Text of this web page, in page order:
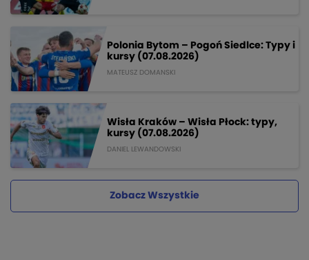
Polonia Bytom – Pogoń Siedlce: Typy i
kursy (07.08.2026)
MATEUSZ DOMANSKI
Wisła Kraków – Wisła Płock: typy,
kursy (07.08.2026)
DANIEL LEWANDOWSKI
Zobacz Wszystkie